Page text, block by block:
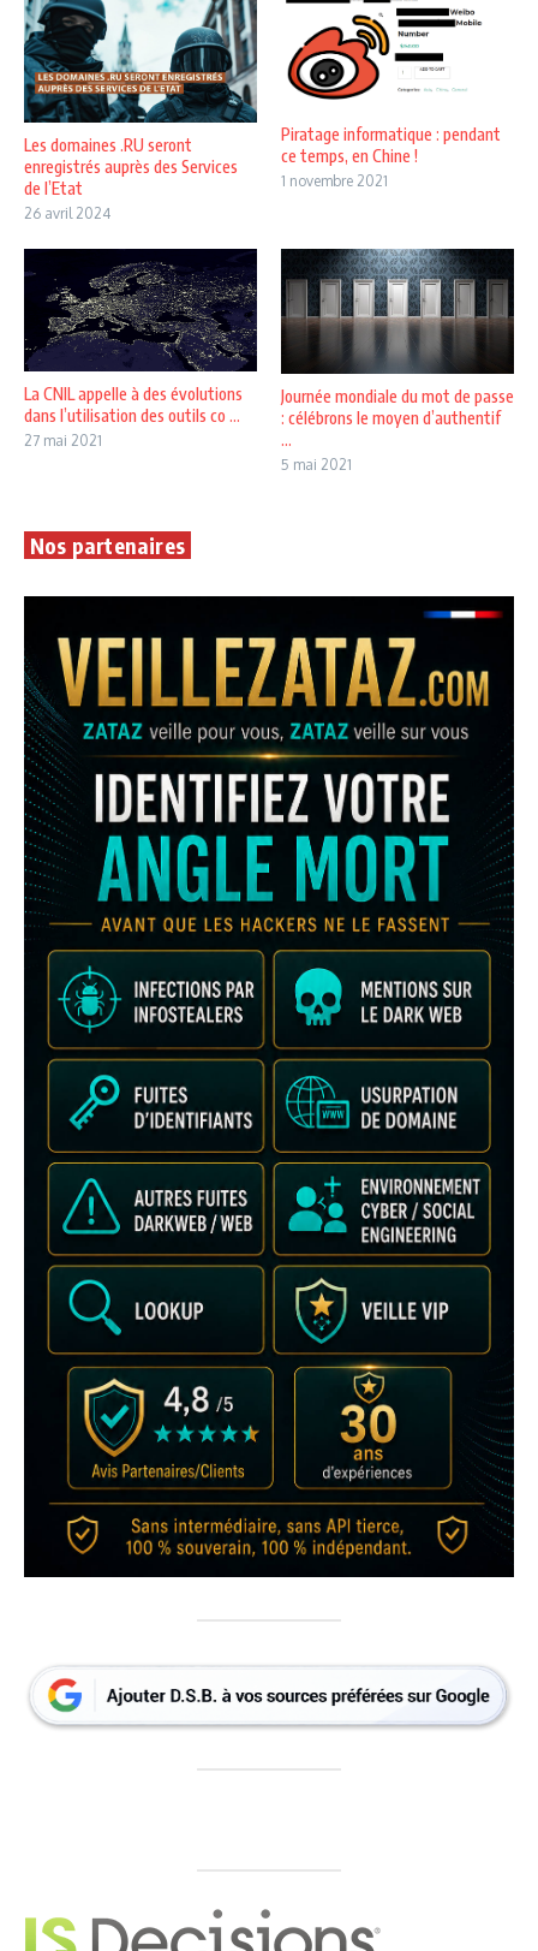
Les domaines .RU seront
enregistrés auprès des Services
de l’Etat
26 avril 2024
Piratage informatique : pendant
ce temps, en Chine !
1 novembre 2021
La CNIL appelle à des évolutions
dans l’utilisation des outils co ...
27 mai 2021
Journée mondiale du mot de passe
: célébrons le moyen d’authentif
...
5 mai 2021
Nos partenaires